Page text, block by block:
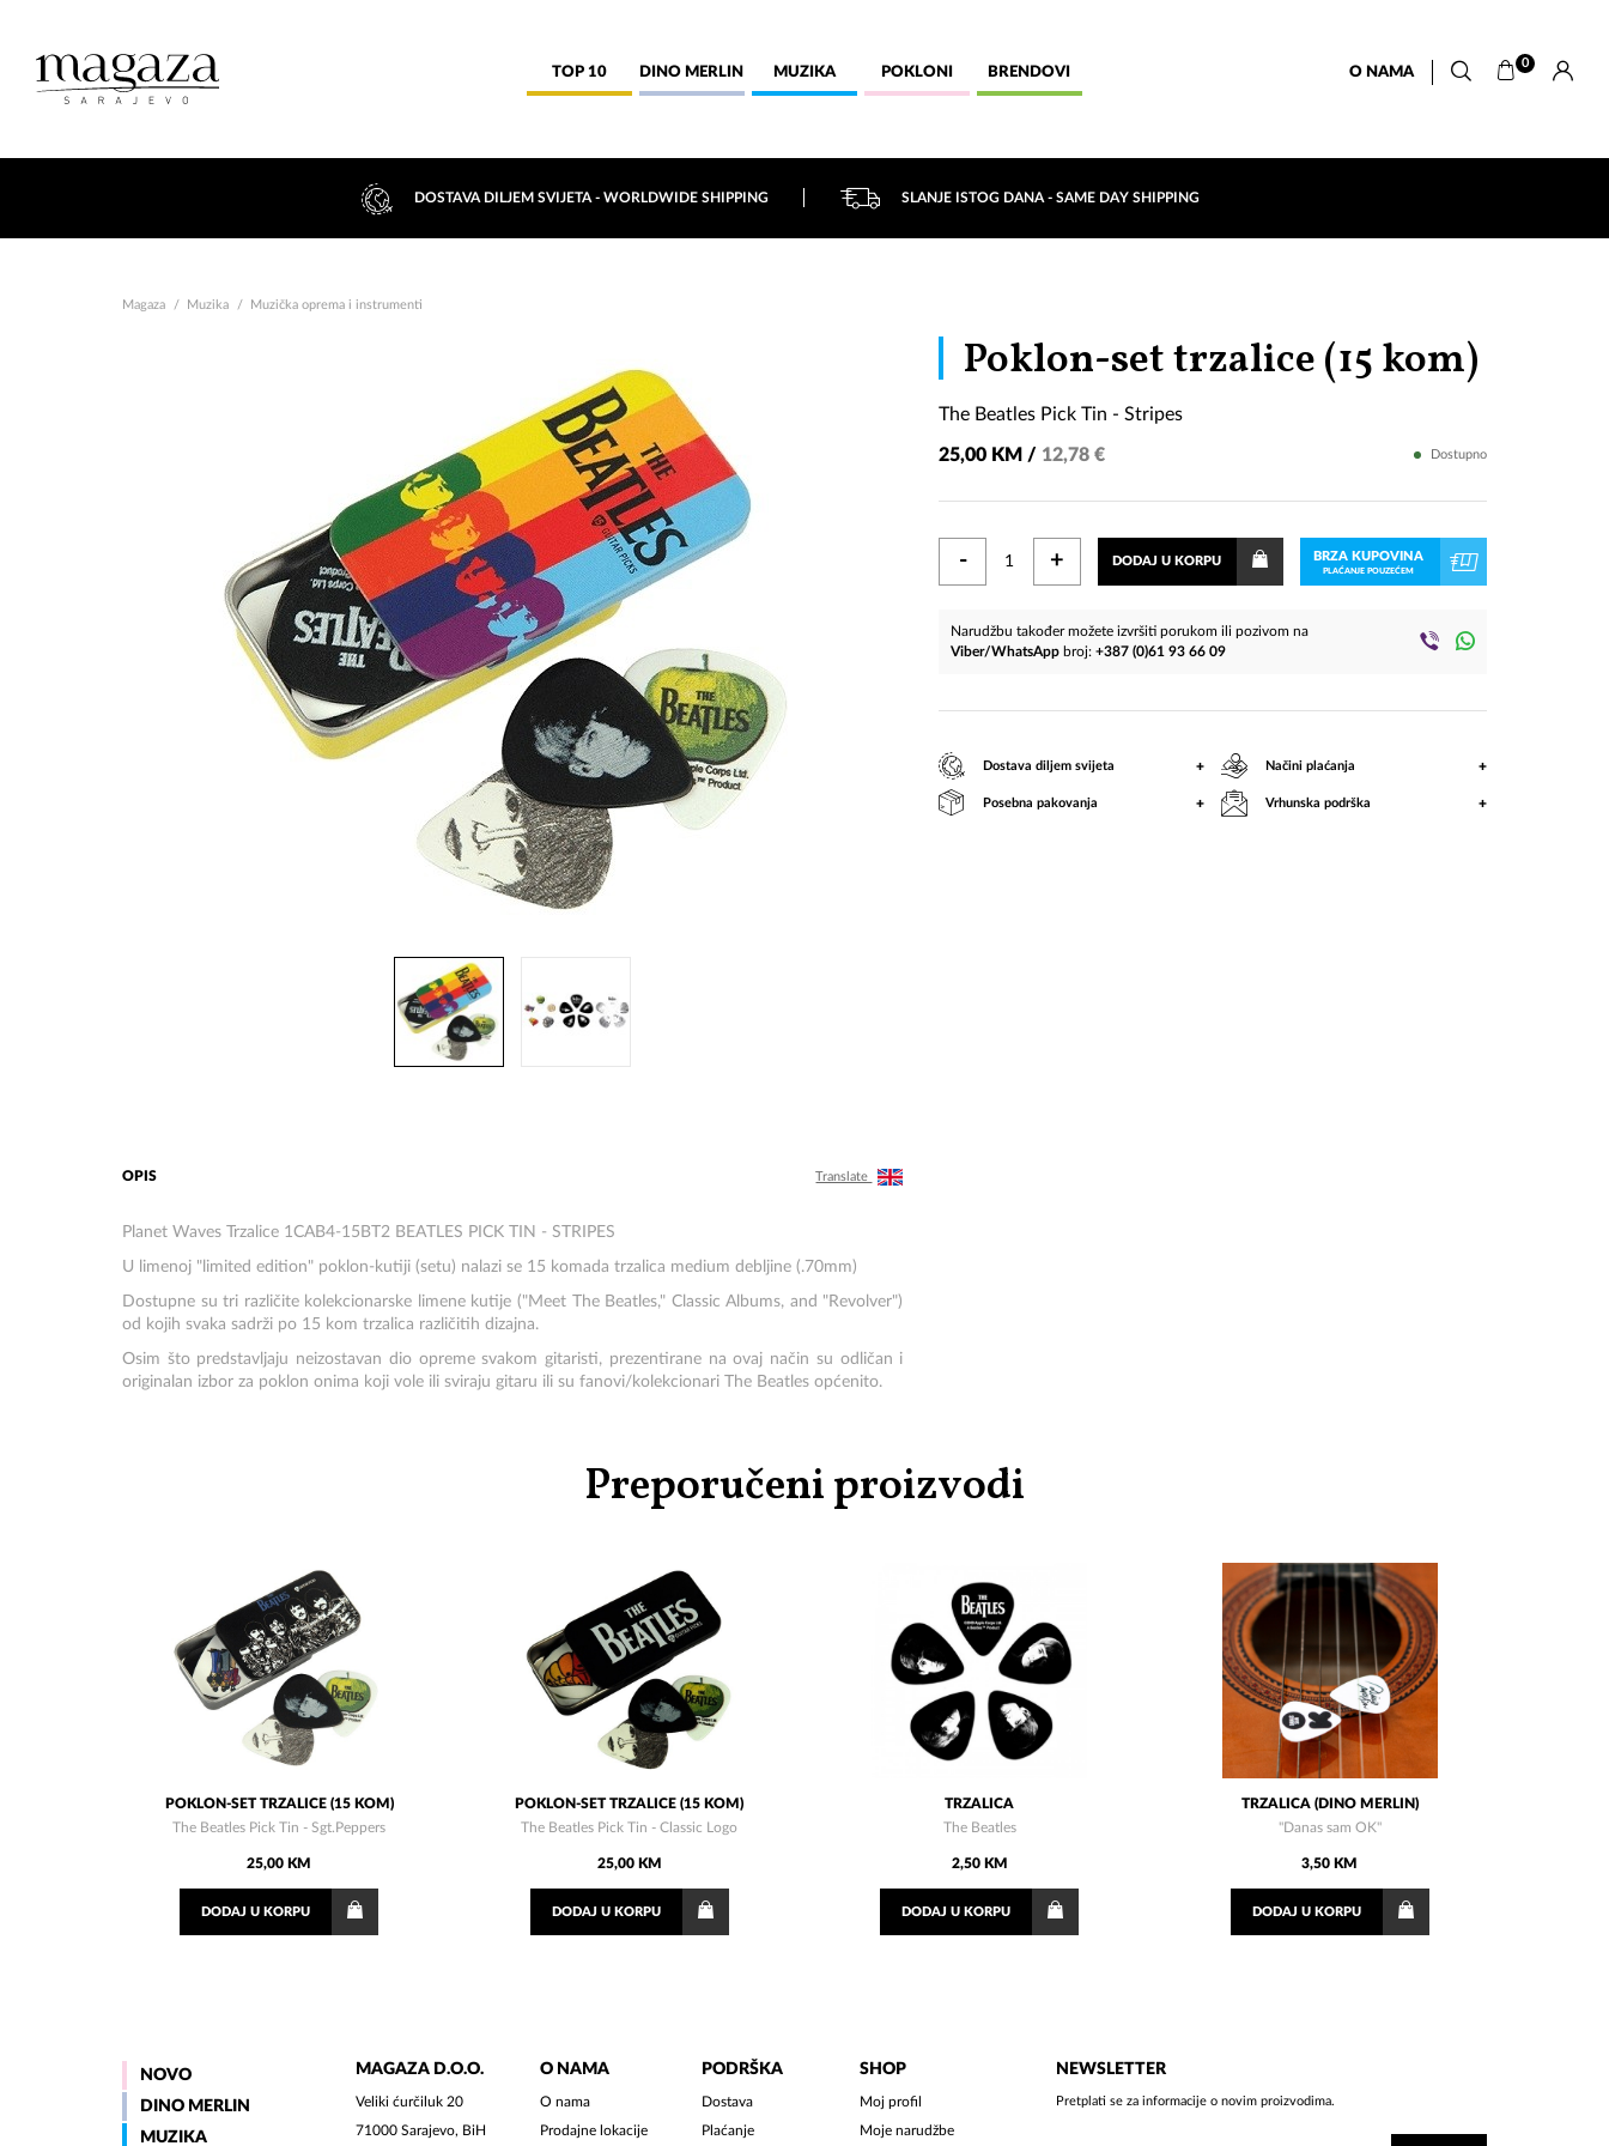
TOP 10 DINO MERLIN MUZIKA POKLONI BRENDOVI O NAMA
0
DOSTAVA DILJEM SVIJETA - WORLDWIDE SHIPPING SLANJE ISTOG DANA - SAME DAY SHIPPING
Magaza Muzika Muzička oprema i instrumenti
OPIS Translate
Planet Waves Trzalice 1CAB4-15BT2 BEATLES PICK TIN - STRIPES
U limenoj "limited edition" poklon-kutiji (setu) nalazi se 15 komada trzalica medium debljine (.70mm)
Dostupne su tri različite kolekcionarske limene kutije ("Meet The Beatles," Classic Albums, and "Revolver")
od kojih svaka sadrži po 15 kom trzalica različitih dizajna.
Osim što predstavljaju neizostavan dio opreme svakom gitaristi, prezentirane na ovaj način su odličan i
originalan izbor za poklon onima koji vole ili sviraju gitaru ili su fanovi/kolekcionari The Beatles općenito.
Poklon-set trzalice (15 kom)
Pick
Tin
-
The Beatles Pick Tin - Stripes
25,00 KM / 12,78 € Dostupno
- + DODAJ U KORPU BRZA KUPOVINA
PLAĆANJE POUZEĆEM
Narudžbu također možete izvršiti porukom ili pozivom na
Viber/WhatsApp broj:+387 (0)61 93 66 09
Dostava diljem svijeta + Načini plaćanja +
Posebna pakovanja + Vrhunska podrška +
Preporučeni proizvodi
POKLON-SET TRZALICE (15 KOM)
The Beatles Pick Tin - Sgt.Peppers
25,00 KM
DODAJ U KORPU
POKLON-SET TRZALICE (15 KOM)
The Beatles Pick Tin - Classic Logo
25,00 KM
DODAJU KORPU
TRZALICA
The Beatles
2,50 KM
DODAJ U KORPU
TRZALICA (DINO MERLIN)
''Danas sam OK''
3,50 KM
DODAJU KORPU
NOVO
DINO MERLIN
MUZIKA
MAGAZA D.O.O.
Veliki ćurčiluk 20
71000 Sarajevo, BiH
O NAMA
O nama
Prodajne lokacije
PODRŠKA
Dostava
Plaćanje
SHOP
Moj profil
Moje narudžbe
NEWSLETTER
Pretplati se za informacije o novim proizvodima.